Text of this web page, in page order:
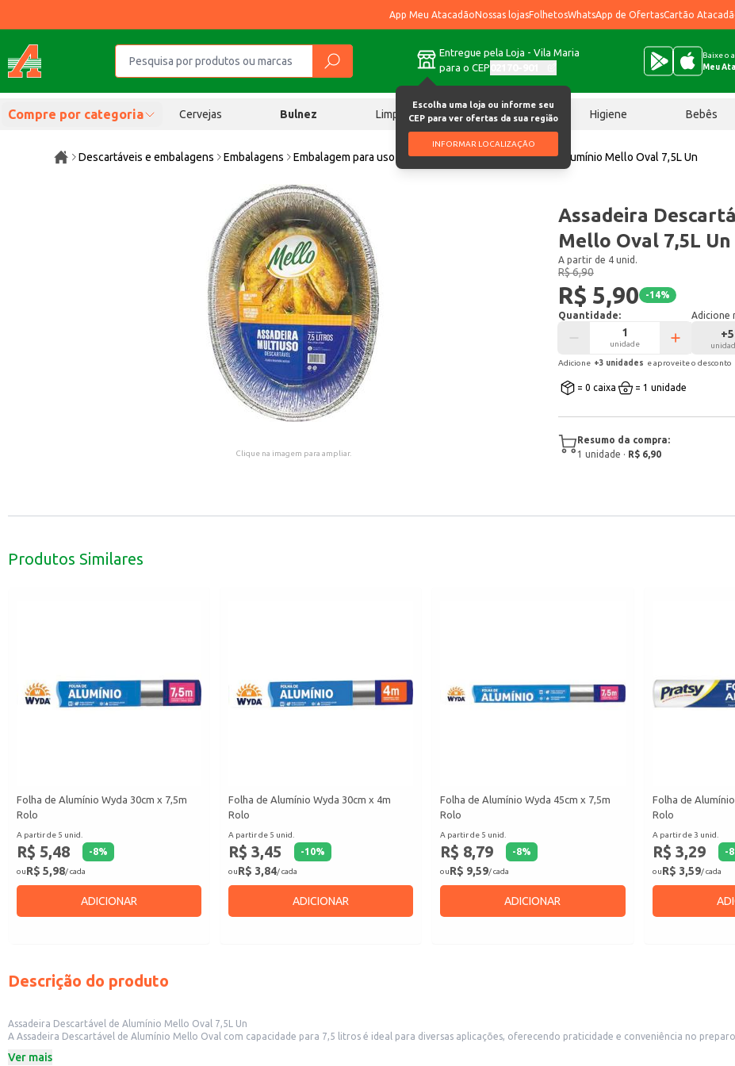
App Meu AtacadãoNossas lojasFolhetosWhatsApp de OfertasCartão
Entregue pela Loja - Vila Maria
para o CEP
Escolha uma loja ou informe seu
CEP para ver ofertas da sua região
INFORMAR LOCALIZAÇÃO
Baixe o
Meu
Compre por categoria Cervejas Bulnez Limpeza Chocolates Higiene Bebês
Descartáveis e embalagens Embalagens Embalagem para uso geral Assadeira Descartável de Alumínio Mello Oval 7,5L Un
Clique na imagem para ampliar.
Assadeira
Mello Oval 7,5L Un
A partir de 4 unid.
R$ 6,90
R$ 5,90 -14%
Quantidade:
unidade
Adicione
+5
Adicione +3 unidades e aproveite o desconto
= 0 caixa = 1 unidade
Resumo da compra:
1 unidade · R$ 6,90
Produtos Similares
Folha de Alumínio Wyda 30cm x 7,5m
Rolo
A partir de 5 unid.
R$ 5,48 -8%
ouR$ 5,98/ cada
ADICIONAR
Folha de Alumínio Wyda 30cm x 4m
Rolo
A partir de 5 unid.
R$ 3,45 -10%
ouR$ 3,84/ cada
ADICIONAR
Folha de Alumínio Wyda 45cm x 7,5m
Rolo
A partir de 5 unid.
R$ 8,79 -8%
ouR$ 9,59/ cada
ADICIONAR
Folha de
Rolo
A partir de 3 unid.
R$ 3,29 -8
ouR$ 3,59/ cada
Descrição do produto
Assadeira Descartável de Alumínio Mello Oval 7,5L Un
A Assadeira Descartável de Alumínio Mello Oval com capacidade para 7,5 litros é ideal para diversas aplicações, oferecendo praticidade e conveniência no
Perfeita para:
Ver mais